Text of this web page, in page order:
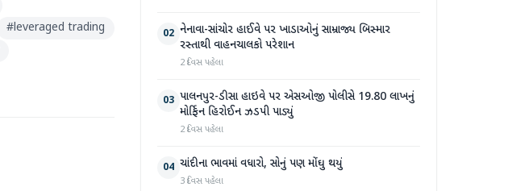
#leveraged trading
02 નેનાવા-સાંચોર હાઈવે પર ખાડાઓનું સામ્રાજ્ય બિસ્માર
રસ્તાથી વાહનચાલકો પરેશાન
2 દિવસ પહેલા
03 પાલનપુર-ડીસા હાઇવે પર એસઓજી પોલીસે 19.80 લાખનું
મોર્ફિન હિરોઈન ઝડપી પાડ્યું
2 દિવસ પહેલા
04 ચાંદીના ભાવમાં વધારો, સોનું પણ મોંઘુ થયું
3 દિવસ પહેલા